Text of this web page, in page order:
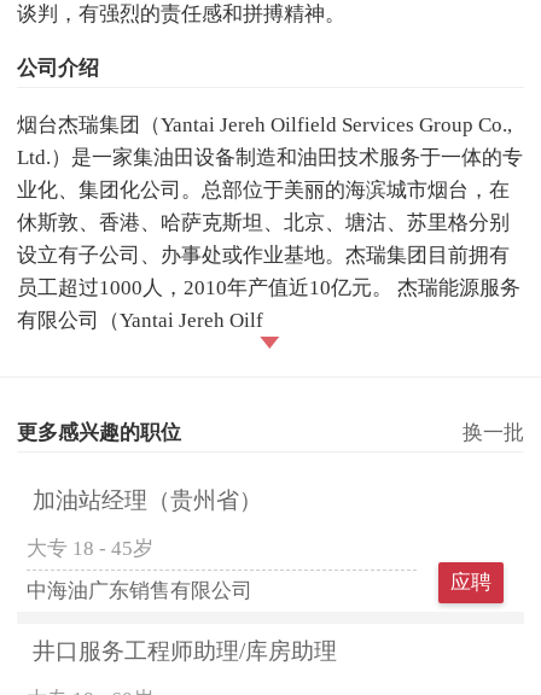
谈判，有强烈的责任感和拼搏精神。
公司介绍
烟台杰瑞集团（Yantai Jereh Oilfield Services Group Co.,
Ltd.）是一家集油田设备制造和油田技术服务于一体的专
业化、集团化公司。总部位于美丽的海滨城市烟台，在
休斯敦、香港、哈萨克斯坦、北京、塘沽、苏里格分别
设立有子公司、办事处或作业基地。杰瑞集团目前拥有
员工超过1000人，2010年产值近10亿元。 杰瑞能源服务
有限公司（Yantai Jereh Oilf
更多感兴趣的职位 换一批
加油站经理（贵州省）
大专 18 - 45岁
中海油广东销售有限公司
应聘
井口服务工程师助理/库房助理